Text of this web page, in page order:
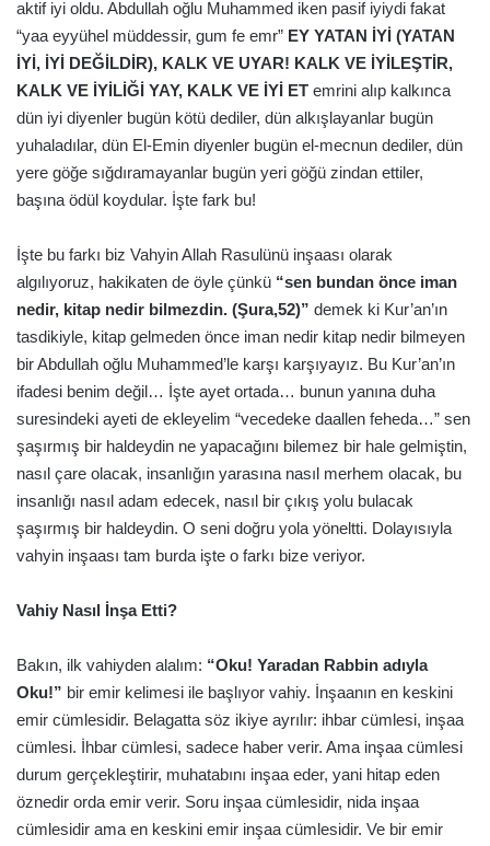
aktif iyi oldu. Abdullah oğlu Muhammed iken pasif iyiydi fakat
“yaa eyyühel müddessir, gum fe emr” EY YATAN İYİ (YATAN
İYİ, İYİ DEĞİLDİR), KALK VE UYAR! KALK VE İYİLEŞTİR,
KALK VE İYİLİĞİ YAY, KALK VE İYİ ET emrini alıp kalkınca
dün iyi diyenler bugün kötü dediler, dün alkışlayanlar bugün
yuhaladılar, dün El-Emin diyenler bugün el-mecnun dediler, dün
yere göğe sığdıramayanlar bugün yeri göğü zindan ettiler,
başına ödül koydular. İşte fark bu!
İşte bu farkı biz Vahyin Allah Rasulünü inşaası olarak
algılıyoruz, hakikaten de öyle çünkü “sen bundan önce iman
nedir, kitap nedir bilmezdin. (Şura,52)” demek ki Kur’an’ın
tasdikiyle, kitap gelmeden önce iman nedir kitap nedir bilmeyen
bir Abdullah oğlu Muhammed’le karşı karşıyayız. Bu Kur’an’ın
ifadesi benim değil… İşte ayet ortada… bunun yanına duha
suresindeki ayeti de ekleyelim “vecedeke daallen feheda…” sen
şaşırmış bir haldeydin ne yapacağını bilemez bir hale gelmiştin,
nasıl çare olacak, insanlığın yarasına nasıl merhem olacak, bu
insanlığı nasıl adam edecek, nasıl bir çıkış yolu bulacak
şaşırmış bir haldeydin. O seni doğru yola yöneltti. Dolayısıyla
vahyin inşaası tam burda işte o farkı bize veriyor.
Vahiy Nasıl İnşa Etti?
Bakın, ilk vahiyden alalım: “Oku! Yaradan Rabbin adıyla
Oku!” bir emir kelimesi ile başlıyor vahiy. İnşaanın en keskini
emir cümlesidir. Belagatta söz ikiye ayrılır: ihbar cümlesi, inşaa
cümlesi. İhbar cümlesi, sadece haber verir. Ama inşaa cümlesi
durum gerçekleştirir, muhatabını inşaa eder, yani hitap eden
öznedir orda emir verir. Soru inşaa cümlesidir, nida inşaa
cümlesidir ama en keskini emir inşaa cümlesidir. Ve bir emir